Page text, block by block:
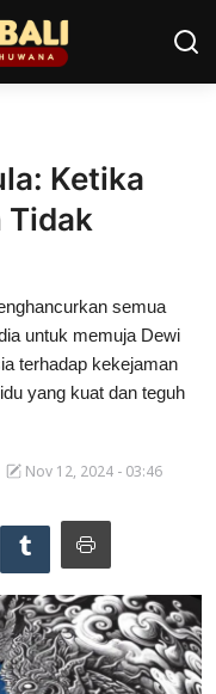
Ketika
Tidak
semua
untuk memuja Dewi
terhadap kekejaman
yang kuat dan teguh
Nov 12, 2024 - 03:46